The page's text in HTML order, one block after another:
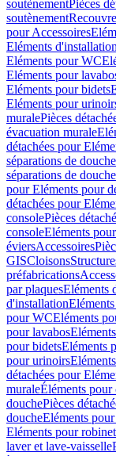
soutènementPièces
soutènement
pour Accessoires
Eléments d'installation
Eléments pour WC
Eléments pour
Eléments pour bidets
Eléments pour
muralePièces
évacuation murale
détachées pour
séparations de douche
séparations de douche
pour Eléments pour
détachées pour
consolePièces
consoleEléments
éviersAccessoires
GISCloisons
préfabrications
par plaquesEléments
d'installation
pour WCEléments
pour lavabos
pour bidetsEléments
pour urinoirs
détachées pour
muraleÉléments pour
douchePièces
doucheEléments
Eléments pour
laver et lave-vaisselle